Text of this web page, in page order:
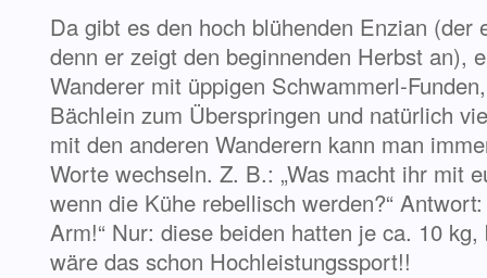
Da gibt es den hoch blühenden Enzian
denn er zeigt den beginnenden Herbst an),
Wanderer mit üppigen Schwammerl-
Bächlein zum Überspringen und natürlich
mit den anderen Wanderern kann man
Worte wechseln. Z. B.: „Was macht ihr mit
wenn die Kühe rebellisch werden?“
Arm!“ Nur: diese beiden hatten je ca. 10
wäre das schon Hochleistungssport!!